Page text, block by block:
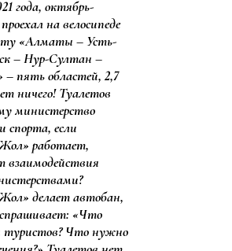
года, октябрь-
на велосипеде
«Алматы – Усть-
– Нур-Султан –
– пять областей, 2,7
ничего! Туалетов
министерство
спорта, если
работает,
взаимодействия
делает автобан,
«Что
туристов? Что нужно